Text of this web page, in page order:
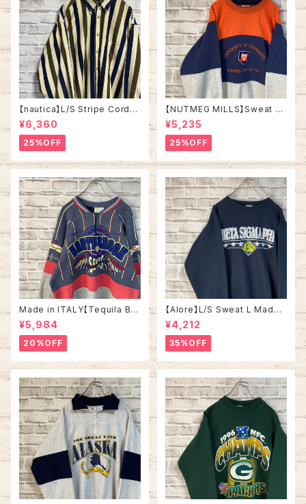
【nautica】L/S Stripe Cordur
oy Shirt L 90s ノーティカ スト
ライプ コーデュロイ シャツ ボタ
ンダウン 長袖 ワンポイントロゴ
刺繍ロゴ 旧タグ USA アメリカ
古着
¥6,360
25%OFF
【NUTMEG MILLS】Sweat XL
Made in USA 90s “UNIVER
SITY OF TENNESSEE” vinta
ge ナツメグミルズ カレッジモノ
カレッジロゴ テネシー大学 スウ
ェット トレーナー ヴィンテージ
アメリカ USA 古着
¥5,235
25%OFF
Made in ITALY【Tequila Bo
om】L/S Sweat/Trainer XL 9
0s ハーフジップスウェット トレ
ーナー マルチカラー レーシング
イタリア製 Euro ユーロ 古着
¥5,984
20%OFF
【Alore】L/S Sweat L Made i
n USA 90s 社交クラブ プロモ
ーション スウェット トレーナー
USA製 vintage ヴィンテージ
アメリカ USA 古着
¥4,212
35%OFF